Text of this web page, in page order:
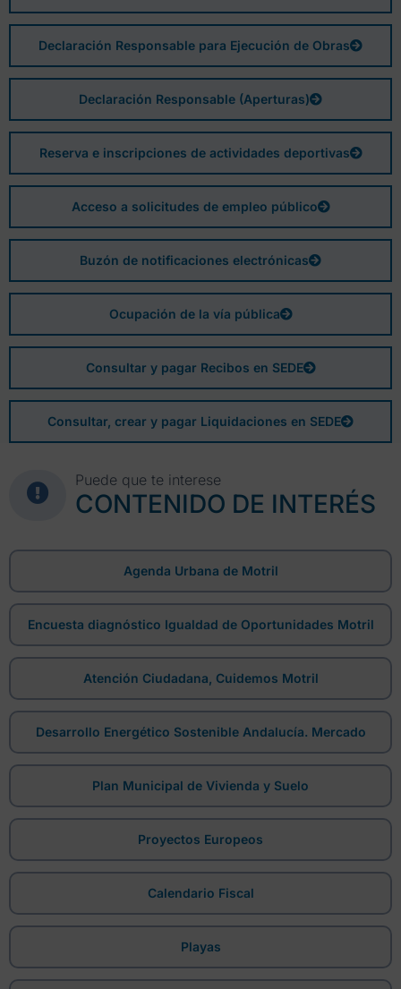
Declaración Responsable para Ejecución de Obras
Declaración Responsable (Aperturas)
Reserva e inscripciones de actividades deportivas
Acceso a solicitudes de empleo público
Buzón de notificaciones electrónicas
Ocupación de la vía pública
Consultar y pagar Recibos en SEDE
Consultar, crear y pagar Liquidaciones en SEDE
Puede que te interese
CONTENIDO DE INTERÉS
Agenda Urbana de Motril
Encuesta diagnóstico Igualdad de Oportunidades Motril
Atención Ciudadana, Cuidemos Motril
Desarrollo Energético Sostenible Andalucía. Mercado
Plan Municipal de Vivienda y Suelo
Proyectos Europeos
Calendario Fiscal
Playas